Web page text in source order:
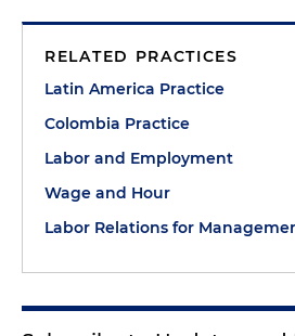
RELATED PRACTICES
Latin America Practice
Colombia Practice
Labor and Employment
Wage and Hour
Labor Relations for